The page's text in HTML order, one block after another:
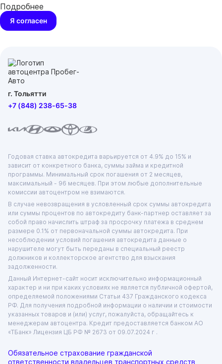
Подробнее
Я согласен
г. Тольятти
+7 (848) 238-65-38
Годовая ставка автокредита варьируется от 4.9% до 15% и
зависит от конкретного банка, суммы займа и кредитной
программы. Минимальный срок погашения от 2 месяцев,
максимальный - 96 месяцев. При этом любые дополнительные
комиссии автоцентром не взимаются.
В случае невозвращения в условленный срок суммы автокредита
или суммы процентов по автокредиту банк-партнер оставляет за
собой право начислить штраф за просрочку платежа в среднем
размере 0.1% от первоначальной суммы автокредита. При
несоблюдении условий погашения автокредита данные о
нарушителе могут быть переданы в специальный реестр
должников и коллекторское агентство для взыскания
задолженности.
Данный Интернет-сайт носит исключительно информационный
характер и ни при каких условиях не является публичной офертой,
определяемой положениями Статьи 437 Гражданского кодекса
РФ. Для получения подробной информации о наличии и стоимости
указанных товаров и (или) услуг, пожалуйста, обращайтесь к
менеджерам автоцентра. Кредит предоставляется банком АО
«ТБанк» Лицензия ЦБ РФ № 2673 от 09.07.2024 г .
Обязательное страхование гражданской
ответственности владельцев транспортных средств